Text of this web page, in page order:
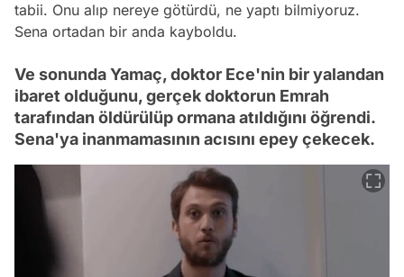
tabii. Onu alıp nereye götürdü, ne yaptı bilmiyoruz.
Sena ortadan bir anda kayboldu.
Ve sonunda Yamaç, doktor Ece'nin bir yalandan
ibaret olduğunu, gerçek doktorun Emrah
tarafından öldürülüp ormana atıldığını öğrendi.
Sena'ya inanmamasının acısını epey çekecek.